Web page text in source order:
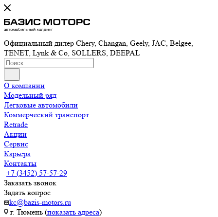
Официальный дилер Chery, Changan, Geely, JAC, Belgee,
TENET, Lynk & Co, SOLLERS, DEEPAL
О компании
Модельный ряд
Легковые автомобили
Коммерческий транспорт
Retrade
Акции
Сервис
Карьера
Контакты
+7 (3452) 57-57-29
Заказать звонок
Задать вопрос
kc@bazis-motors.ru
г. Тюмень (показать адреса)